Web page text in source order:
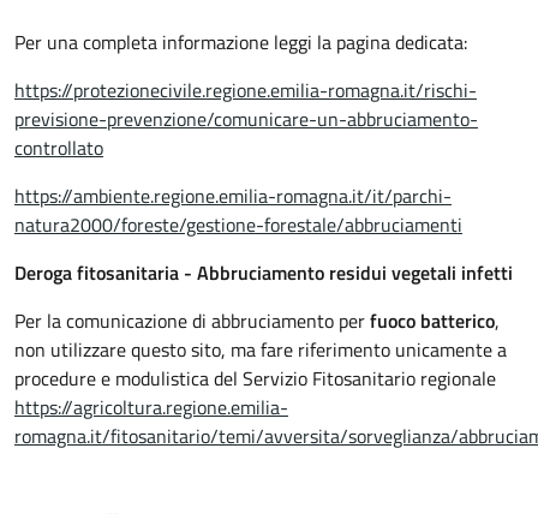
Per una completa informazione leggi la pagina dedicata:
https://protezionecivile.regione.emilia-romagna.it/rischi-
previsione-prevenzione/comunicare-un-abbruciamento-
controllato
https://ambiente.regione.emilia-romagna.it/it/parchi-
natura2000/foreste/gestione-forestale/abbruciamenti
Deroga fitosanitaria - Abbruciamento residui vegetali infetti
Per la comunicazione di abbruciamento perfuoco batterico,
non utilizzare questo sito, ma fare riferimento unicamente a
procedure e modulistica del Servizio Fitosanitario regionale
https://agricoltura.regione.emilia-
romagna.it/fitosanitario/temi/avversita/sorveglianza/